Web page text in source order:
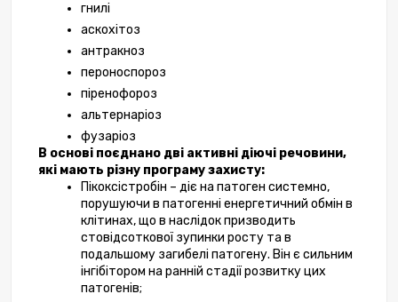
гнилі
аскохітоз
антракноз
пероноспороз
піренофороз
альтернаріоз
фузаріоз
В основі поєднано дві активні діючі речовини,
які мають різну програму захисту:
Пікоксістробін – діє на патоген системно,
порушуючи в патогенні енергетичний обмін в
клітинах, що в наслідок призводить
стовідсоткової зупинки росту та в
подальшому загибелі патогену. Він є сильним
інгібітором на ранній стадії розвитку цих
патогенів;